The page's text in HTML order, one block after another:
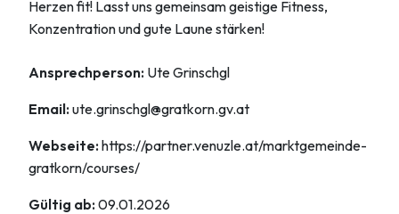
Herzen fit! Lasst uns gemeinsam geistige Fitness,
Konzentration und gute Laune stärken!
Ansprechperson: Ute Grinschgl
Email:ute.grinschgl@gratkorn.gv.at
Webseite:https://partner.venuzle.at/marktgemeinde-
gratkorn/courses/
Gültig ab:09.01.2026